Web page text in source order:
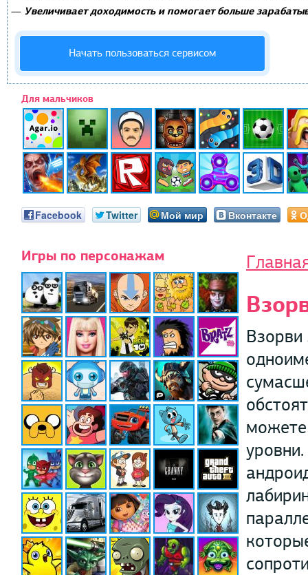
— Увеличивает доходимость и помогает больше
Начать пользоваться сервисом
Для мальчиков
Facebook Twitter Мой мир Вконтакте
Игры по персонажам
можете